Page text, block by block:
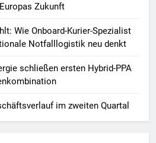
Zukunft
Wie Onboard-Kurier-Spezialist
Notfalllogistik neu denkt
schließen ersten Hybrid-PPA
im zweiten Quartal